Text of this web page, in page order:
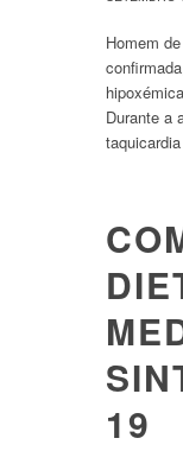
Homem
Durante a
19